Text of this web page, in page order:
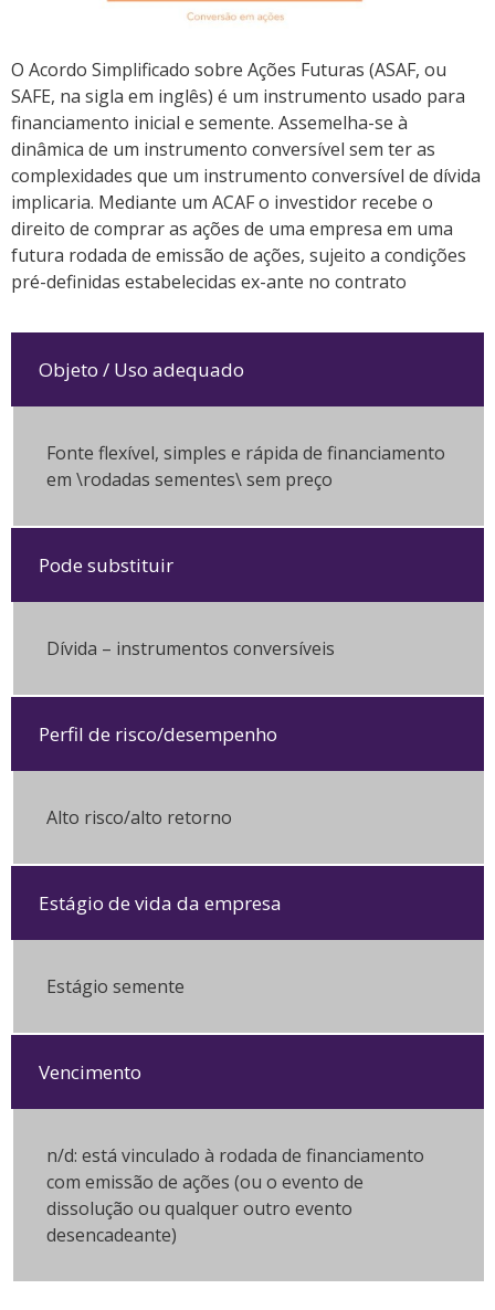
O Acordo Simplificado sobre Ações Futuras (ASAF, ou
SAFE, na sigla em inglês) é um instrumento usado para
financiamento inicial e semente. Assemelha-se à
dinâmica de um instrumento conversível sem ter as
complexidades que um instrumento conversível de dívida
implicaria. Mediante um ACAF o investidor recebe o
direito de comprar as ações de uma empresa em uma
futura rodada de emissão de ações, sujeito a condições
pré-definidas estabelecidas ex-ante no contrato
Objeto / Uso adequado
Fonte flexível, simples e rápida de financiamento
em \rodadas sementes\ sem preço
Pode substituir
Dívida – instrumentos conversíveis
Perfil de risco/desempenho
Alto risco/alto retorno
Estágio de vida da empresa
Estágio semente
Vencimento
n/d: está vinculado à rodada de financiamento
com emissão de ações (ou o evento de
dissolução ou qualquer outro evento
desencadeante)